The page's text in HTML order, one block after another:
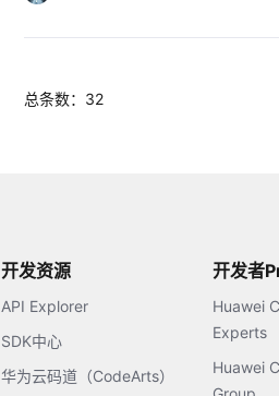
总条数：32
开发资源
API Explorer
SDK中心
华为云码道（CodeArts）
开发者
Huawei
Experts
Huawei